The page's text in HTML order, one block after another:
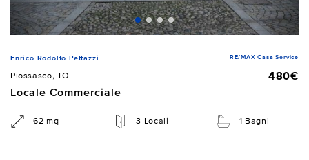
Enrico Rodolfo Pettazzi RE/MAX Casa Service
Piossasco, TO
480€
Locale Commerciale
62 mq 3 Locali 1 Bagni